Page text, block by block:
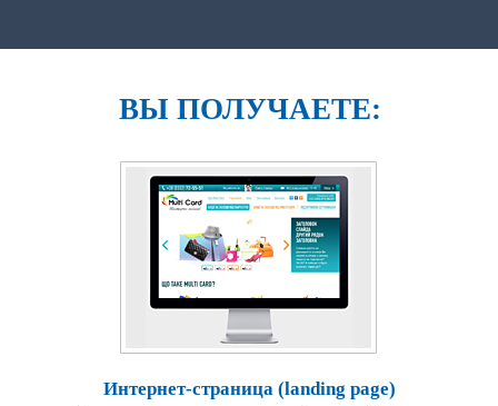
ВЫ ПОЛУЧАЕТЕ:
Интернет-страница (landing page)